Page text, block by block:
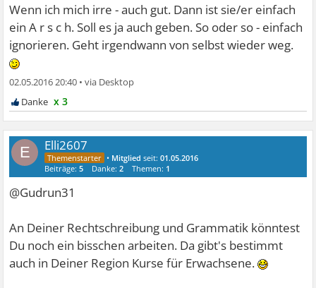
Wenn ich mich irre - auch gut. Dann ist sie/er einfach
ein A r s c h. Soll es ja auch geben. So oder so - einfach
ignorieren. Geht irgendwann von selbst wieder weg.
02.05.2016 20:40 •
x 3
E Elli2607
• Mitglied seit:01.05.2016
Beiträge:5 Danke:2 Themen: 1
@Gudrun31
An Deiner Rechtschreibung und Grammatik könntest
Du noch ein bisschen arbeiten. Da gibt's bestimmt
auch in Deiner Region Kurse für Erwachsene.